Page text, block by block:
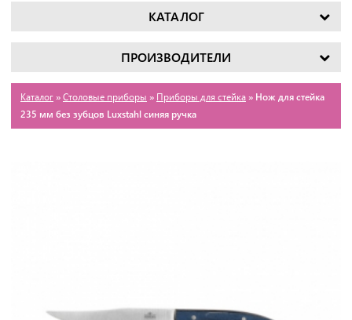
КАТАЛОГ
ПРОИЗВОДИТЕЛИ
Каталог » Столовые приборы » Приборы для стейка » Нож для стейка
235 мм без зубцов Luxstahl синяя ручка